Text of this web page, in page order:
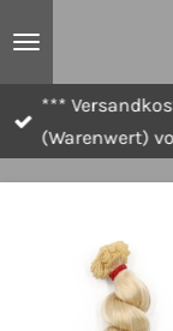
***
(Warenwert)